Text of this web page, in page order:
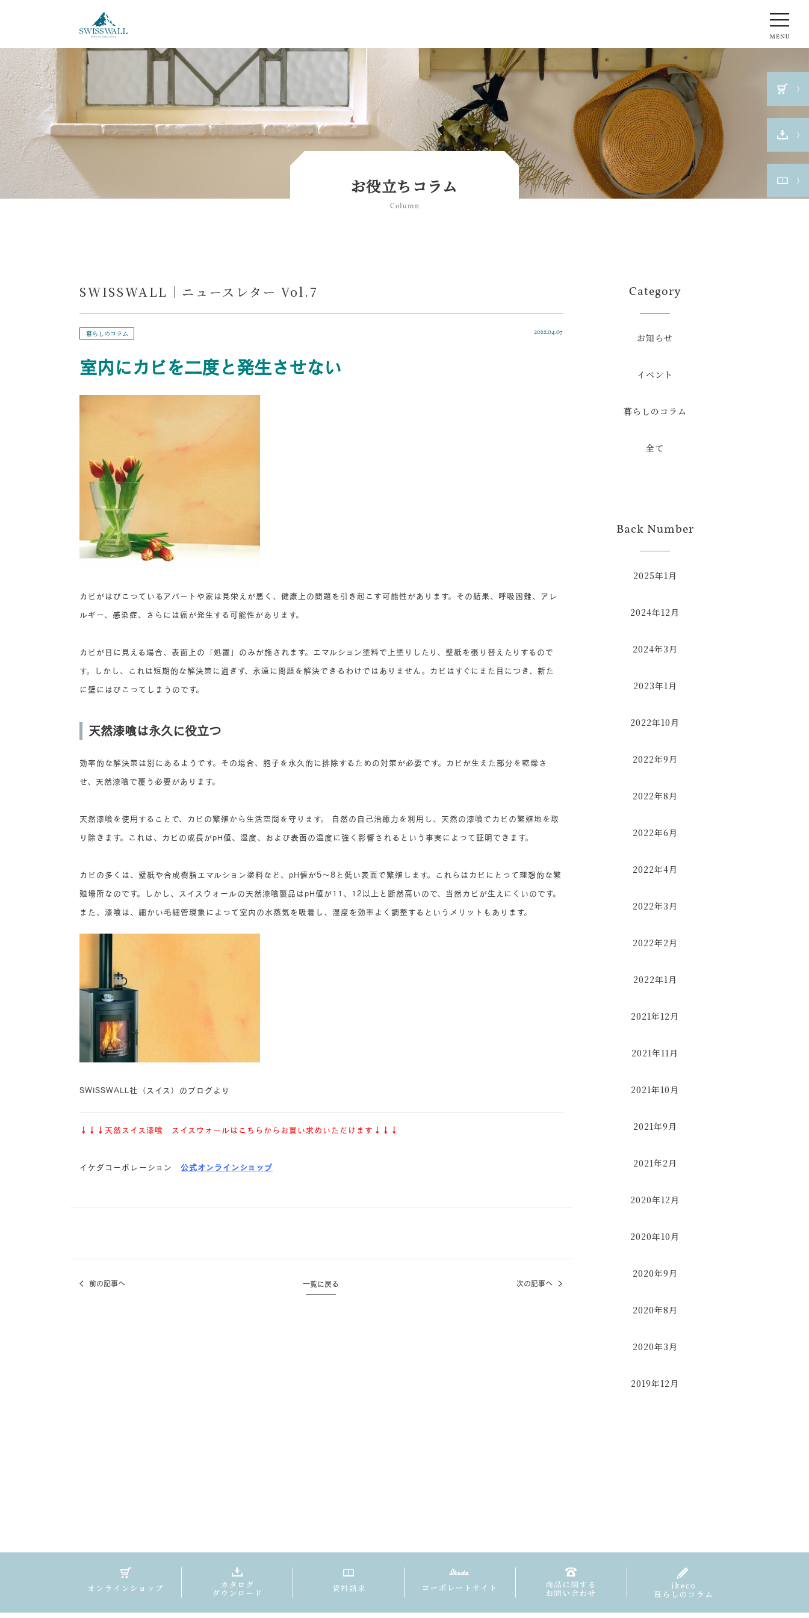
お役立ちコラム
Column
SWISSWALL｜ニュースレター Vol.7
暮らしのコラム 2022.04.07
室内にカビを二度と発生させない
カビがはびこっているアパートや家は見栄えが悪く、健康上の問題を引き起こす可能性があります。その結果、呼吸困難、アレ
ルギー、感染症、さらには癌が発生する可能性があります。
カビが目に見える場合、表面上の「処置」のみが施されます。エマルション塗料で上塗りしたり、壁紙を張り替えたりするので
す。しかし、これは短期的な解決策に過ぎず、永遠に問題を解決できるわけではありません。カビはすぐにまた目につき、新た
に壁にはびこってしまうのです。
天然漆喰は永久に役立つ
効率的な解決策は別にあるようです。その場合、胞子を永久的に排除するための対策が必要です。カビが生えた部分を乾燥さ
せ、天然漆喰で覆う必要があります。
天然漆喰を使用することで、カビの繁殖から生活空間を守ります。 自然の自己治癒力を利用し、天然の漆喰でカビの繁殖地を取
り除きます。これは、カビの成長がpH値、湿度、および表面の温度に強く影響されるという事実によって証明できます。
カビの多くは、壁紙や合成樹脂エマルション塗料など、pH値が5〜8と低い表面で繁殖します。これらはカビにとって理想的な繁
殖場所なのです。しかし、スイスウォールの天然漆喰製品はpH値が11、12以上と断然高いので、当然カビが生えにくいのです。
また、漆喰は、細かい毛細管現象によって室内の水蒸気を吸着し、湿度を効率よく調整するというメリットもあります。
SWISSWALL社（スイス）のブログより
↓↓↓ 天然スイス漆喰 スイスウォールはこちらからお買い求めいただけます ↓↓↓
イケダコーポレーション 公式オンラインショップ
前の記事へ 一覧に戻る 次の記事へ
Category
お知らせ
イベント
暮らしのコラム
全て
Back Number
2025年1月
2024年12月
2024年3月
2023年1月
2022年10月
2022年9月
2022年8月
2022年6月
2022年4月
2022年3月
2022年2月
2022年1月
2021年12月
2021年11月
2021年10月
2021年9月
2021年2月
2020年12月
2020年10月
2020年9月
2020年8月
2020年3月
2019年12月